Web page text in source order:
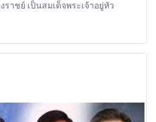
าชย์ เป็นสมเด็จพระเจ้าอยู่หัว